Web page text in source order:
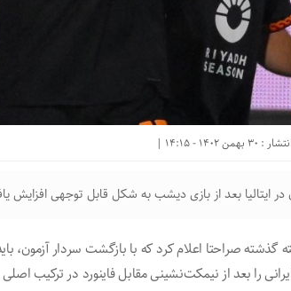
ایتالیا بعد از بازی دیشب به شکل قابل توجهی افزایش
صراحتا اعلام کرد که با بازگشت سردار آزمون،
را بعد از نیمکت‌نشینی مقابل فاینورد در ترکیب